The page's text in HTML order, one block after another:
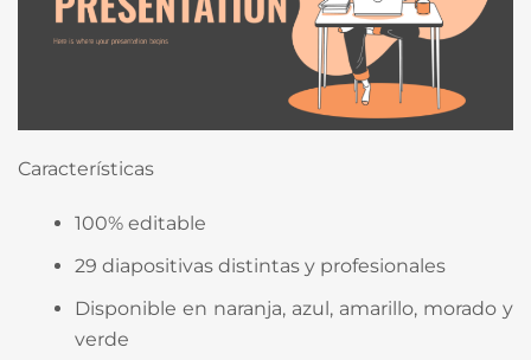
Características
100% editable
29 diapositivas distintas y profesionales
Disponible en naranja, azul, amarillo, morado y
verde